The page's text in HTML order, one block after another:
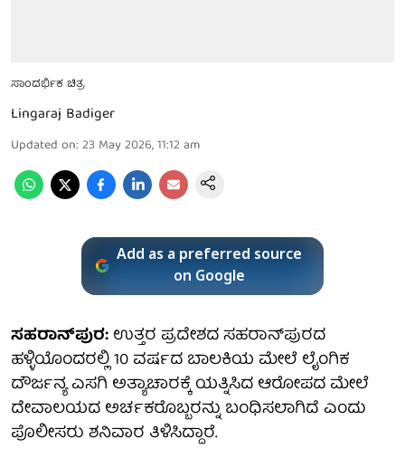
ಸಾಂದರ್ಭಿಕ ಚಿತ್ರ
Lingaraj Badiger
Updated on: 23 May 2026, 11:12 am
Add as a preferred source
on Google
ಸಹರಾನ್‌ಪುರ:ಉತ್ತರ ಪ್ರದೇಶದ ಸಹರಾನ್‌ಪುರದ
ಹಳ್ಳಿಯೊಂದರಲ್ಲಿ 10 ವರ್ಷದ ಬಾಲಕಿಯ ಮೇಲೆ ಲೈಂಗಿಕ
ದೌರ್ಜನ್ಯ ಎಸಗಿ ಅತ್ಯಾಚಾರಕ್ಕೆ ಯತ್ನಿಸಿದ ಆರೋಪದ ಮೇಲೆ
ದೇವಾಲಯದ ಅರ್ಚಕರೊಬ್ಬರನ್ನು ಬಂಧಿಸಲಾಗಿದೆ ಎಂದು
ಪೊಲೀಸರು ಶನಿವಾರ ತಿಳಿಸಿದ್ದಾರೆ.